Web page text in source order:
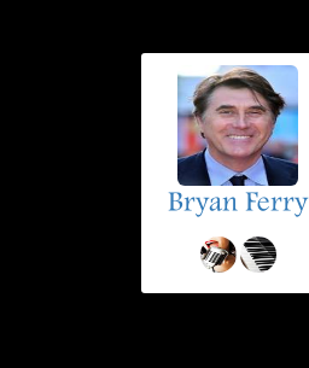
Bryan Ferry